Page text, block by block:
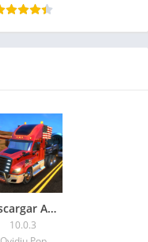
Descargar American Truck Simulator APK Mod 2026
10.0.3